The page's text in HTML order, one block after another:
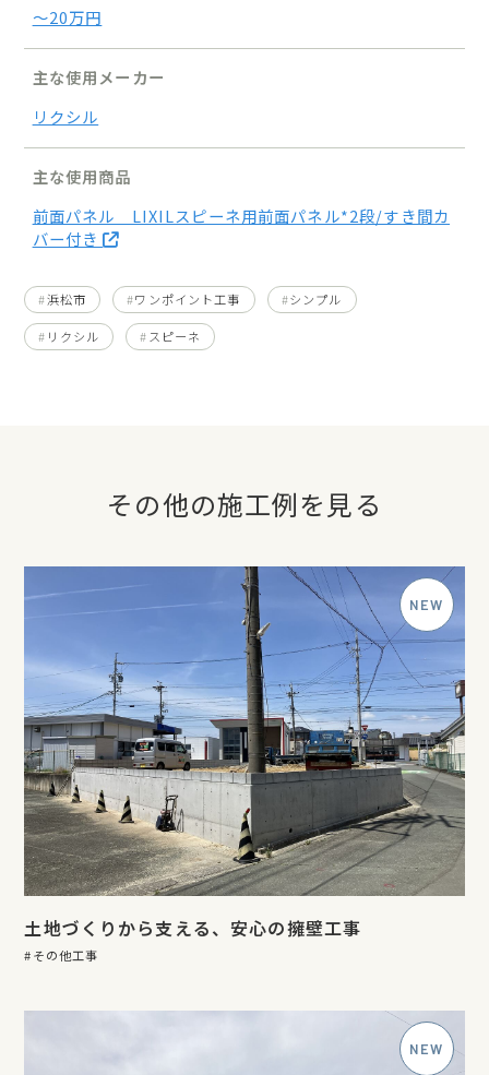
〜20万円
主な使用メーカー
リクシル
主な使用商品
前面パネル LIXILスピーネ用前面パネル*2段/すき間カ
バー付き
浜松市 ワンポイント工事 シンプル
リクシル スピーネ
その他の施工例を見る
土地づくりから支える、安心の擁壁工事
その他工事